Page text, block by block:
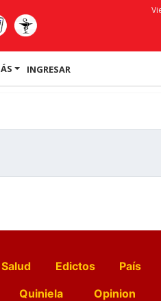
INGRESAR
Salud Edictos País
Quiniela Opinion